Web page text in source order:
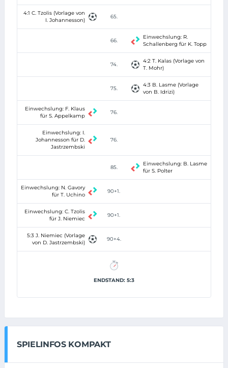
4:1 C. Tzolis (Vorlage von
I. Johannesson)
65.
66.
Einwechslung: R.
Schallenberg für K. Topp
74.
4:2 T. Kalas (Vorlage von
T. Mohr)
75.
4:3 B. Lasme (Vorlage
von B. Idrizi)
Einwechslung: F. Klaus
für S. Appelkamp
76.
Einwechslung: I.
Johannesson für D.
Jastrzembski
76.
85.
Einwechslung: B. Lasme
für S. Polter
Einwechslung: N. Gavory
für T. Uchino
90+1.
Einwechslung: C. Tzolis
für J. Niemiec
90+1.
5:3 J. Niemiec (Vorlage
von D. Jastrzembski)
90+4.
ENDSTAND: 5:3
SPIELINFOS KOMPAKT